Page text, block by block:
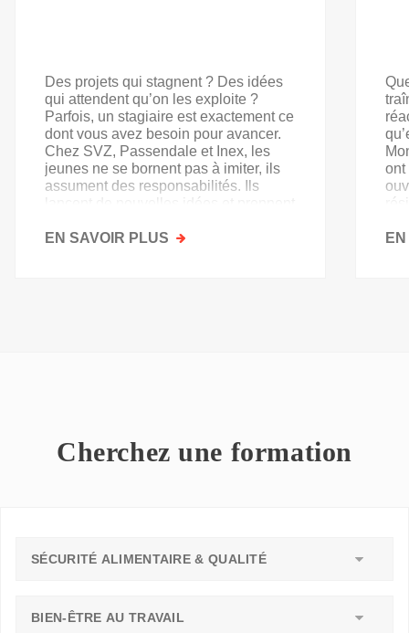
Des projets qui stagnent ? Des idées
qui attendent qu’on les exploite ?
Parfois, un stagiaire est exactement ce
dont vous avez besoin pour avancer.
Chez SVZ, Passendale et Inex, les
jeunes ne se bornent pas à imiter, ils
assument des responsabilités. Ils
lancent de nouvelles idées et prennent
EN SAVOIR PLUS SUR
ont
Cherchez une formation
SÉCURITÉ ALIMENTAIRE & QUALITÉ
BIEN-ÊTRE AU TRAVAIL